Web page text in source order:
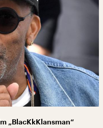
„BlacKkKlansman“